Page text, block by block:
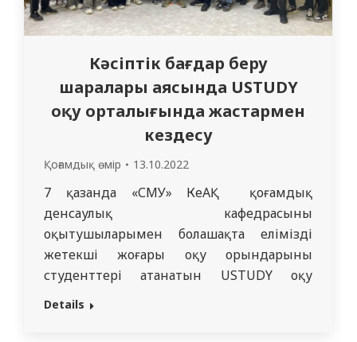
Кәсіптік бағдар беру
шаралары аясында USTUDY
оқу орталығында жастармен
кездесу
Қоғамдық өмір 13.10.2022
7 қазанда «СМУ» КеАҚ қоғамдық
денсаулық кафедрасының
оқытушыларымен болашақта еліміздің
жетекші жоғары оқу орындарының
студенттері атанатын USTUDY оқу
орталығының студенттерімен
Details